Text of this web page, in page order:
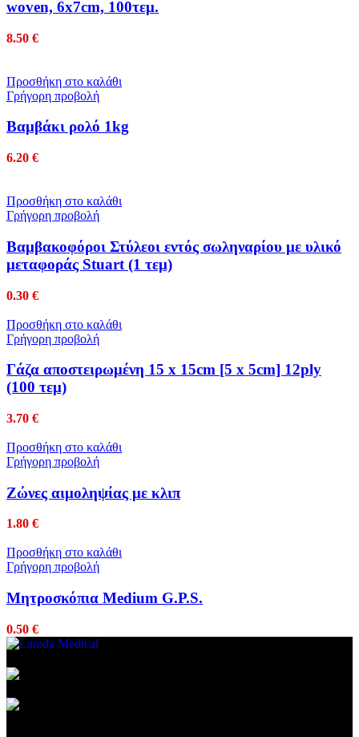
woven, 6x7cm, 100τεμ.
8.50 €
Προσθήκη στο καλάθι
Γρήγορη προβολή
Βαμβάκι ρολό 1kg
6.20 €
Προσθήκη στο καλάθι
Γρήγορη προβολή
Βαμβακοφόροι Στύλεοι εντός σωληναρίου με υλικό
μεταφοράς Stuart (1 τεμ)
0.30 €
Προσθήκη στο καλάθι
Γρήγορη προβολή
Γάζα αποστειρωμένη 15 x 15cm [5 x 5cm] 12ply
(100 τεμ)
3.70 €
Προσθήκη στο καλάθι
Γρήγορη προβολή
Ζώνες αιμοληψίας με κλιπ
1.80 €
Προσθήκη στο καλάθι
Γρήγορη προβολή
Μητροσκόπια Medium G.P.S.
0.50 €